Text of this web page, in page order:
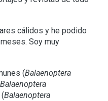
cálidos y he podido
Soy muy
(Balaenoptera
Balaenoptera
(Balaenoptera